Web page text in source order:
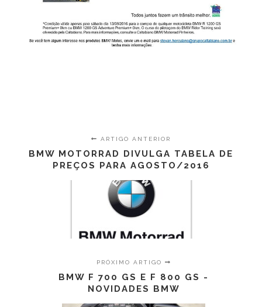
ARTIGO ANTERIOR
BMW MOTORRAD DIVULGA TABELA DE
PREÇOS PARA AGOSTO/2016
PRÓXIMO ARTIGO
BMW F 700 GS E F 800 GS -
NOVIDADES BMW